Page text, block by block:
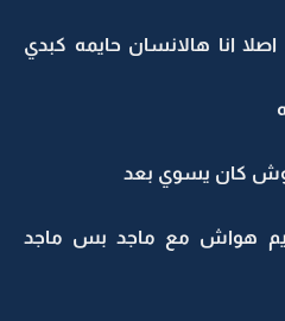
انا هالانسان حايمه كبدي
وش كان يسوي بعد
هواش مع ماجد بس ماجد